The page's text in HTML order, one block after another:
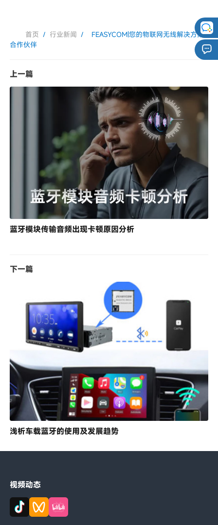
首页 / 行业新闻 /
FEASYCOM|您的物联网无线解决方案
合作伙伴
上一篇
蓝牙模块传输音频出现卡顿原因分析
下一篇
浅析车载蓝牙的使用及发展趋势
视频动态